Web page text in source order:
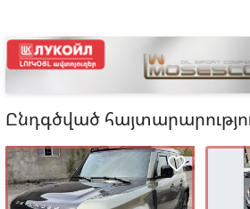
Ընդգծված
favorite_border